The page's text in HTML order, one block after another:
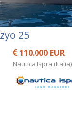
25
110.000 EUR
Nautica Ispra (Italia)